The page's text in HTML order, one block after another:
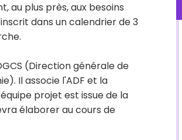
au plus près, aux besoins
dans un calendrier de 3
(Direction générale de
Il associe l'ADF et la
projet est issue de la
élaborer au cours de